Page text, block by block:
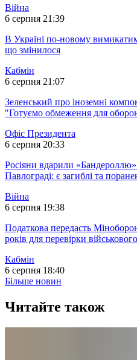
Війна
6 серпня 21:39
В Україні по-новому
що змінилося
Кабмін
6 серпня 21:07
Зеленський про іноземні
"Готуємо обмеження для
Офіс Президента
6 серпня 20:33
Росіяни вдарили
Павлограді: є загиблі та
Війна
6 серпня 19:38
Податкова передасть
років для перевірки
Кабмін
6 серпня 18:40
Більше новин
Читайте також